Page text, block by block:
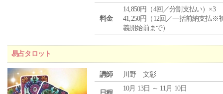
料金
14,850円（4回／分割支払い）×3
41,250円（12回／一括前納支払※
義開始前まで）
易占タロット
講師 川野 文彰
10月 13日 ～ 11月 10日